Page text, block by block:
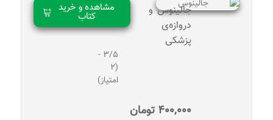
جالینوس و
دروازه‌ی
پزشکی
3/5 -
(2
امتیاز)
400,000 تومان
مشاهده و خرید
کتاب